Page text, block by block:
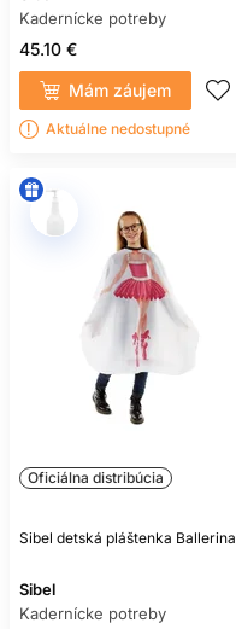
Kadernícke potreby
45.10 €
Mám záujem
Aktuálne nedostupné
Oficiálna distribúcia
Sibel detská pláštenka Ballerina
Sibel
Kadernícke potreby